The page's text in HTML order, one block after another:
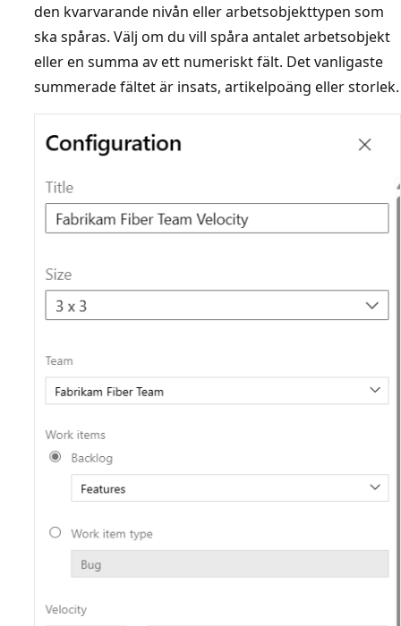
den kvarvarande nivån eller arbetsobjekttypen som
ska spåras. Välj om du vill spåra antalet arbetsobjekt
eller en summa av ett numeriskt fält. Det vanligaste
summerade fältet är insats, artikelpoäng eller storlek.